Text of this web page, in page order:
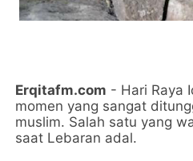
Erqitafm.com - Hari Raya
momen yang sangat
muslim. Salah satu yang
saat Lebaran adal.